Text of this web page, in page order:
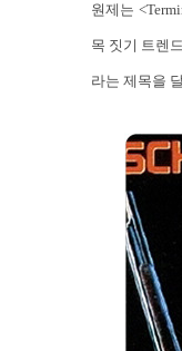
원제는
목 짓기 트렌
라는 제목을